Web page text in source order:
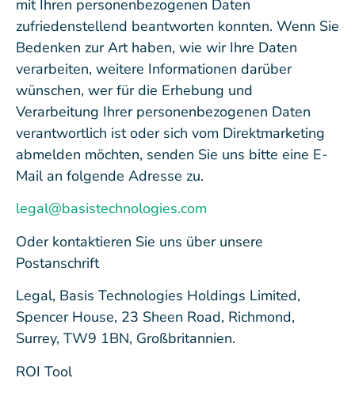
mit Ihren personenbezogenen Daten
zufriedenstellend beantworten konnten. Wenn Sie
Bedenken zur Art haben, wie wir Ihre Daten
verarbeiten, weitere Informationen darüber
wünschen, wer für die Erhebung und
Verarbeitung Ihrer personenbezogenen Daten
verantwortlich ist oder sich vom Direktmarketing
abmelden möchten, senden Sie uns bitte eine E-
Mail an folgende Adresse zu.
legal@basistechnologies.com
Oder kontaktieren Sie uns über unsere
Postanschrift
Legal, Basis Technologies Holdings Limited,
Spencer House, 23 Sheen Road, Richmond,
Surrey, TW9 1BN, Großbritannien.
ROI Tool